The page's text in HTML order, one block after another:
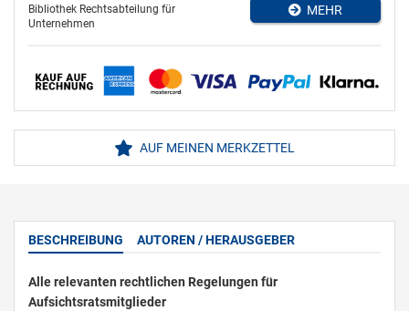
Bibliothek Rechtsabteilung für
Unternehmen
MEHR
AUF MEINEN MERKZETTEL
BESCHREIBUNG AUTOREN / HERAUSGEBER
Alle relevanten rechtlichen Regelungen für
Aufsichtsratsmitglieder